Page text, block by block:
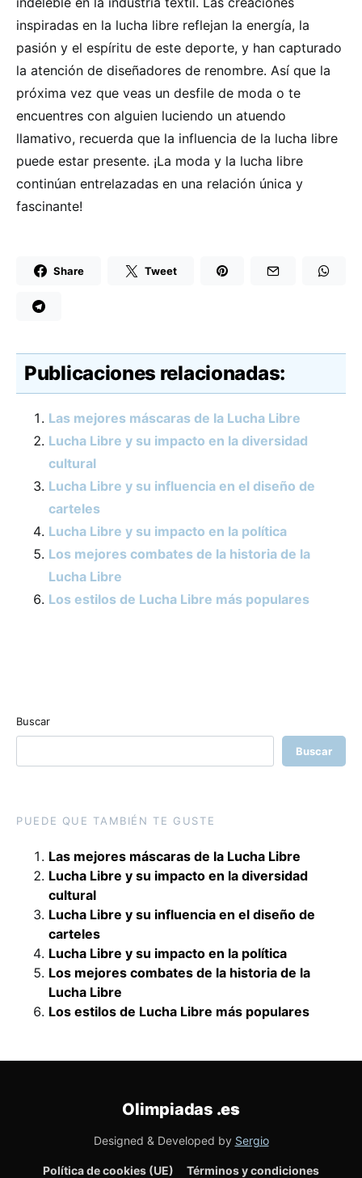
inspiradas en la lucha libre reflejan la energía, la
pasión y el espíritu de este deporte, y han capturado
la atención de diseñadores de renombre. Así que la
próxima vez que veas un desfile de moda o te
encuentres con alguien luciendo un atuendo
llamativo, recuerda que la influencia de la lucha libre
puede estar presente. ¡La moda y la lucha libre
continúan entrelazadas en una relación única y
fascinante!
Share Tweet
Publicaciones relacionadas:
Las mejores máscaras de la Lucha Libre
Lucha Libre y su impacto en la diversidad
cultural
Lucha Libre y su influencia en el diseño de
carteles
Lucha Libre y su impacto en la política
Los mejores combates de la historia de la
Lucha Libre
Los estilos de Lucha Libre más populares
Buscar
Buscar
PUEDE QUE TAMBIÉN TE GUSTE
Las mejores máscaras de la Lucha Libre
Lucha Libre y su impacto en la diversidad
cultural
Lucha Libre y su influencia en el diseño de
carteles
Lucha Libre y su impacto en la política
Los mejores combates de la historia de la
Lucha Libre
Los estilos de Lucha Libre más populares
Política de cookies (UE) Términos y condiciones
Olimpiadas .es
Designed & Developed by Sergio